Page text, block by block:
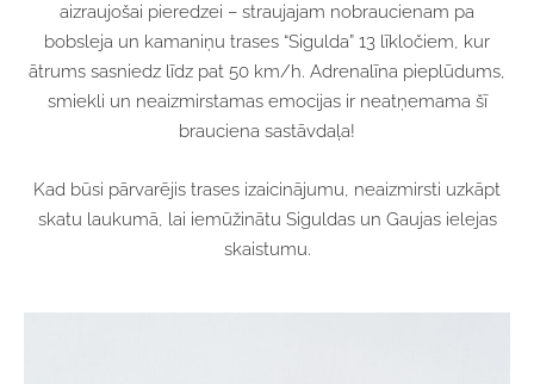
aizraujošai pieredzei – straujajam nobraucienam pa
bobsleja un kamaniņu trases “Sigulda” 13 līkločiem, kur
ātrums sasniedz līdz pat 50 km/h. Adrenalīna pieplūdums,
smiekli un neaizmirstamas emocijas ir neatņemama šī
brauciena sastāvdaļa!
Kad būsi pārvarējis trases izaicinājumu, neaizmirsti uzkāpt
skatu laukumā, lai iemūžinātu Siguldas un Gaujas ielejas
skaistumu.